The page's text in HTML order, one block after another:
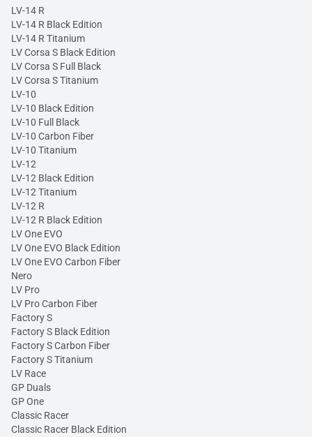
LV-14 R
LV-14 R Black Edition
LV-14 R Titanium
LV Corsa S Black Edition
LV Corsa S Full Black
LV Corsa S Titanium
LV-10
LV-10 Black Edition
LV-10 Full Black
LV-10 Carbon Fiber
LV-10 Titanium
LV-12
LV-12 Black Edition
LV-12 Titanium
LV-12 R
LV-12 R Black Edition
LV One EVO
LV One EVO Black Edition
LV One EVO Carbon Fiber
Nero
LV Pro
LV Pro Carbon Fiber
Factory S
Factory S Black Edition
Factory S Carbon Fiber
Factory S Titanium
LV Race
GP Duals
GP One
Classic Racer
Classic Racer Black Edition